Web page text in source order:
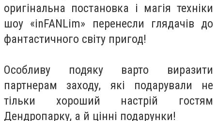
оригінальна постановка і магія техніки
шоу «inFANLim» перенесли глядачів до
фантастичного світу пригод!
Особливу подяку варто виразити
партнерам заходу, які подарували не
тільки хороший настрій гостям
Дендропарку, а й цінні подарунки!